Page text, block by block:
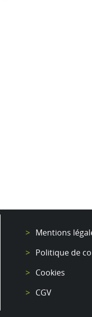
Mentions
Politique de
Cookies
CGV